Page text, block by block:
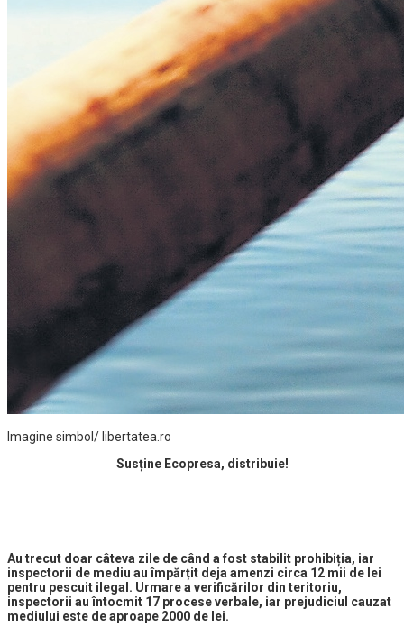
Imagine simbol/ libertatea.ro
Susține Ecopresa, distribuie!
Au trecut doar câteva zile de când a fost stabilit prohibiția, iar
inspectorii de mediu au împărțit deja amenzi circa 12 mii de lei
pentru pescuit ilegal. Urmare a verificărilor din teritoriu,
inspectorii au întocmit 17 procese verbale, iar prejudiciul cauzat
mediului este de aproape 2000 de lei.